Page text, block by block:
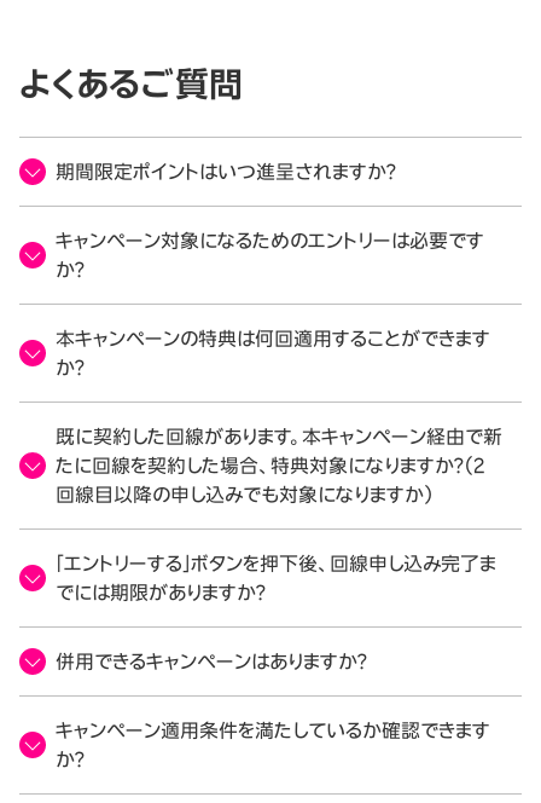
よくあるご質問
期間限定ポイントはいつ進呈されますか？
キャンペーン対象になるためのエントリーは必要です
か？
本キャンペーンの特典は何回適用することができます
か？
既に契約した回線があります。本キャンペーン経由で新
たに回線を契約した場合、特典対象になりますか？（2
回線目以降の申し込みでも対象になりますか）
「エントリーする」ボタンを押下後、回線申し込み完了ま
でには期限がありますか？
併用できるキャンペーンはありますか？
キャンペーン適用条件を満たしているか確認できます
か？